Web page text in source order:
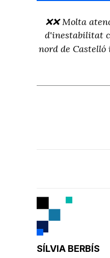
❌❌ Molta
d'inestabilitat
nord de
SÍLVIA BERBÍS